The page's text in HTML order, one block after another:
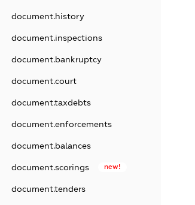
document.history
document.inspections
document.bankruptcy
document.court
document.taxdebts
document.enforcements
document.balances
document.scorings new!
document.tenders